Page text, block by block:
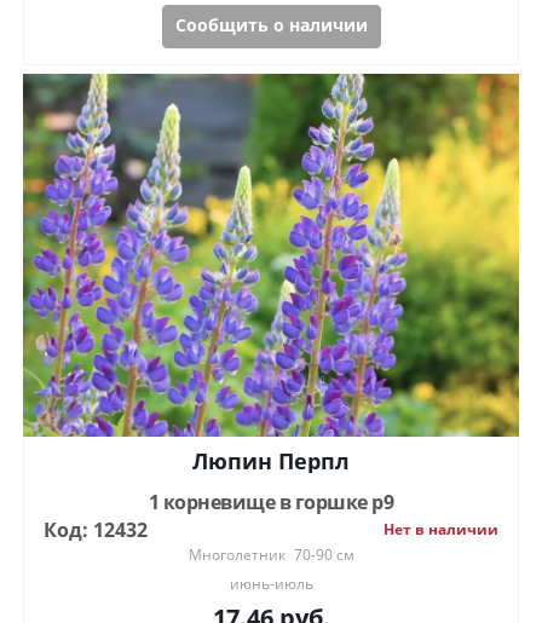
Сообщить о наличии
Люпин Перпл
1 корневище в горшке р9
Код: 12432
Нет в наличии
Многолетник 70-90 см
июнь-июль